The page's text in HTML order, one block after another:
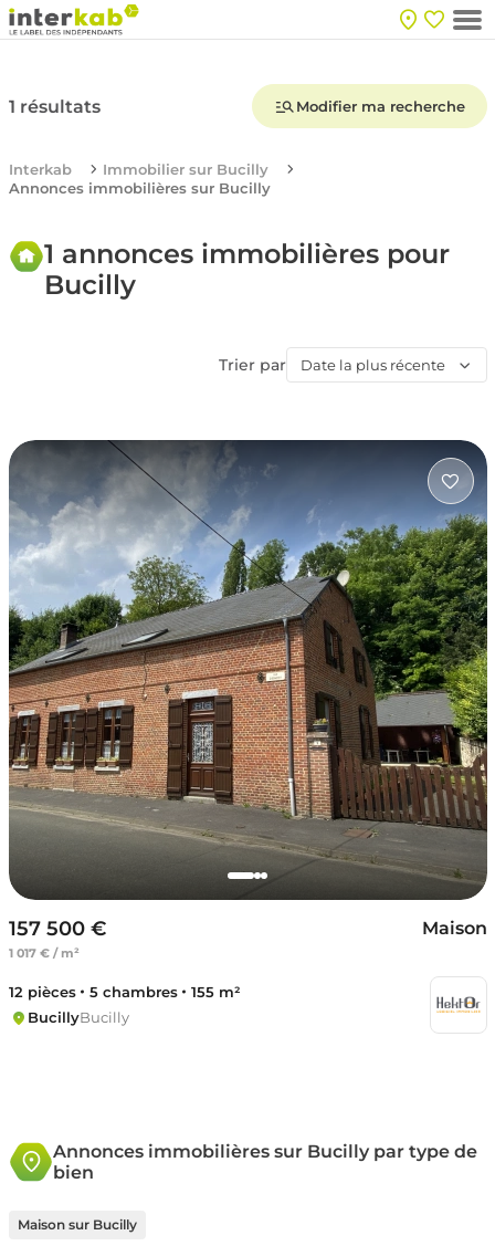
1 résultats Modifier ma recherche
Interkab
Immobilier sur Bucilly
Annonces immobilières sur Bucilly
1 annonces immobilières pour
Bucilly
Trier par Date la plus récente
157 500 €
1 017 € / m²
Maison
12 pièces 5 chambres
155 m²
BucillyBucilly
Annonces immobilières sur Bucilly par type de
bien
Maison sur Bucilly